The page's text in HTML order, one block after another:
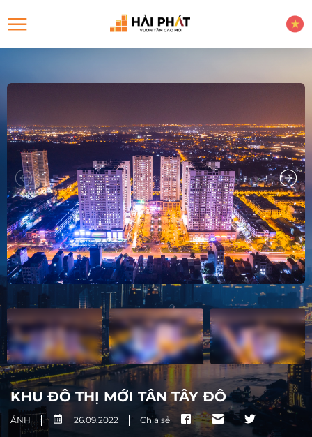
KHU ĐÔ THỊ MỚI TÂN TÂY ĐÔ
ẢNH 26.09.2022 Chia sẻ